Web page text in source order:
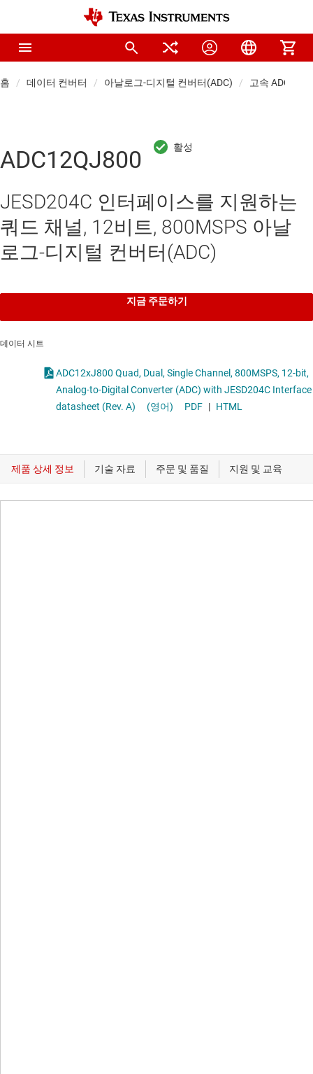
홈 데이터 컨버터 아날로그-디지털 컨버터(ADC) 고속 ADC(≥10
ADC12QJ800
JESD204C 인터페이스를 지원하는
쿼드 채널, 12비트, 800MSPS 아날
로그-디지털 컨버터(ADC)
지금 주문하기
데이터 시트
ADC12xJ800 Quad, Dual, Single Channel, 800MSPS, 12-bit,
Analog-to-Digital Converter (ADC) with JESD204C Interface
datasheet (Rev. A)
(영어) PDF | HTML